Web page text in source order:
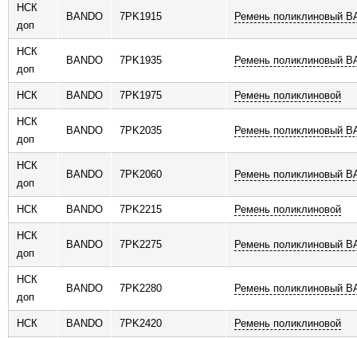
НСК
доп
BANDO 7PK1915 Ремень поликлиновый
НСК
доп
BANDO 7PK1935 Ремень поликлиновый
НСК BANDO 7PK1975 Ремень поликлиновой
НСК
доп
BANDO 7PK2035 Ремень поликлиновый
НСК
доп
BANDO 7PK2060 Ремень поликлиновый
НСК BANDO 7PK2215 Ремень поликлиновой
НСК
доп
BANDO 7PK2275 Ремень поликлиновый
НСК
доп
BANDO 7PK2280 Ремень поликлиновый
НСК BANDO 7PK2420 Ремень поликлиновой